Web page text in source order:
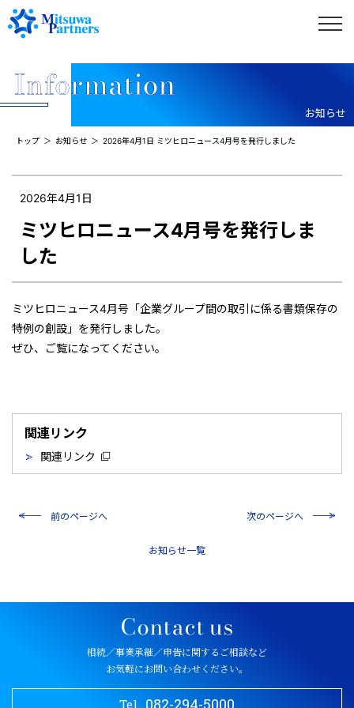
お知らせ
トップ お知らせ 2026年4月1日 ミツヒロニュース4月号を発行しました
2026年4月1日
ミツヒロニュース4月号を発行しま
した
ミツヒロニュース4月号「企業グループ間の取引に係る書類保存の
特例の創設」を発行しました。
ぜひ、ご覧になってください。
関連リンク
関連リンク
前のページへ
一覧
次のページへ
相続／事業承継／申告に関するご相談など
お気軽にお問い合わせください。
Tel.